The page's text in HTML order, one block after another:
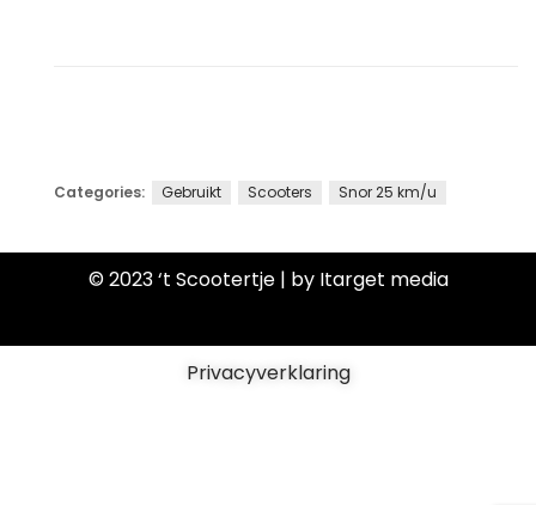
Categories: Gebruikt Scooters Snor 25 km/u
© 2023 ‘t Scootertje | by Itarget media
Privacyverklaring